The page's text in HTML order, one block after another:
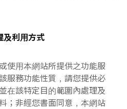
及利用方式
使用本網站所提供之功能服
服務功能性質，請您提供必
在該特定目的範圍內處理及
；非經您書面同意，本網站